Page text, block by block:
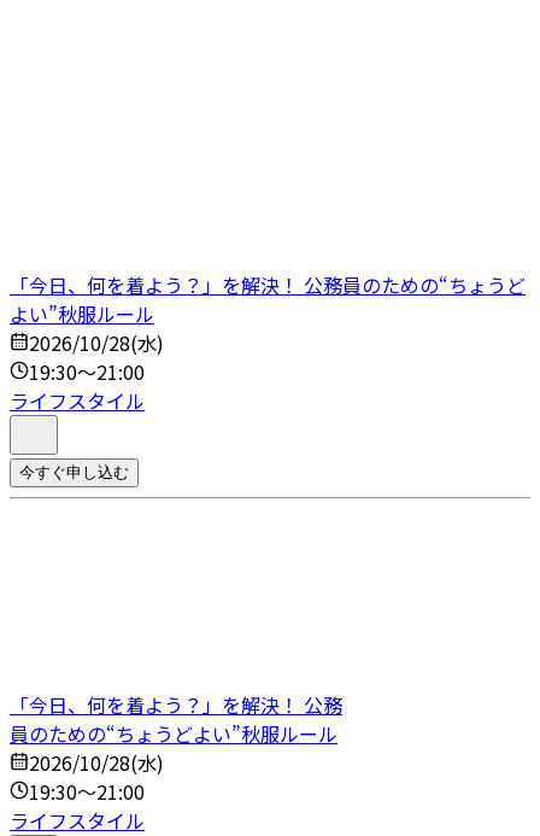
「今日、何を着よう？」を解決！ 公務員のための“ちょうど
よい”秋服ルール
2026/10/28(水)
19:30～21:00
ライフスタイル
今すぐ申し込む
「今日、何を着よう？」を解決！ 公務
員のための“ちょうどよい”秋服ルール
2026/10/28(水)
19:30～21:00
ライフスタイル